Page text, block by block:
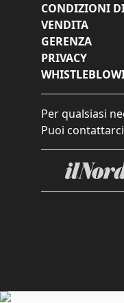
CONDIZIONI
VENDITA
GERENZA
PRIVACY
Per qualsiasi
Puoi